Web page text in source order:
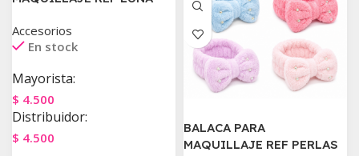
Accesorios
En stock
Mayorista:
$ 4.500
Distribuidor:
$ 4.500
BALACA PARA
MAQUILLAJE REF PERLAS